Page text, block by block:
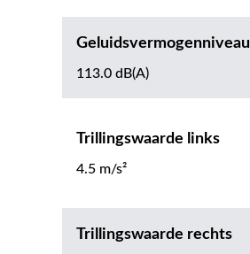
Geluidsvermogenniveau
113.0 dB(A)
Trillingswaarde links
4.5 m/s²
Trillingswaarde rechts